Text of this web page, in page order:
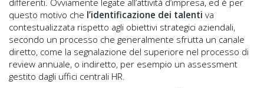
differenti. Ovviamente legate all’attività d’impresa, ed è per
questo motivo che l’identificazione dei talenti va
contestualizzata rispetto agli obiettivi strategici aziendali,
secondo un processo che generalmente sfrutta un canale
diretto, come la segnalazione del superiore nel processo di
review annuale, o indiretto, per esempio un assessment
gestito dagli uffici centrali HR.